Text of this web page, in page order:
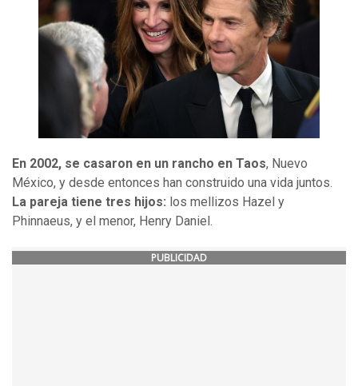
En 2002, se casaron en un rancho en Taos, Nuevo
México, y desde entonces han construido una vida juntos.
La pareja tiene tres hijos: los mellizos Hazel y
Phinnaeus, y el menor, Henry Daniel.
PUBLICIDAD